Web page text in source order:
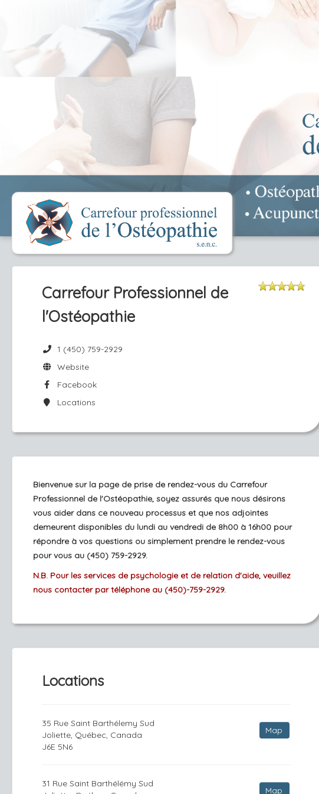
Carrefour Professionnel de
l'Ostéopathie
1 (450) 759-2929
Website
Facebook
Locations
Bienvenue sur la page de prise de rendez-vous du Carrefour
Professionnel de l'Ostéopathie, soyez assurés que nous désirons
vous aider dans ce nouveau processus et que nos adjointes
demeurent disponibles du lundi au vendredi de 8h00 à 16h00 pour
répondre à vos questions ou simplement prendre le rendez-vous
pour vous au (450) 759-2929.
N.B. Pour les services de psychologie et de relation d'aide, veuillez
nous contacter par téléphone au (450)-759-2929.
Locations
35 Rue Saint Barthélemy Sud
Joliette, Québec, Canada
J6E 5N6
Map
31 Rue Saint Barthélémy Sud
Map